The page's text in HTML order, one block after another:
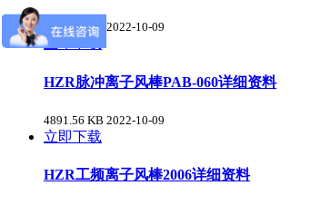
3029.86 KB 2022-10-09
立即下载
HZR脉冲离子风棒PAB-060详细资料
4891.56 KB 2022-10-09
立即下载
HZR工频离子风棒2006详细资料